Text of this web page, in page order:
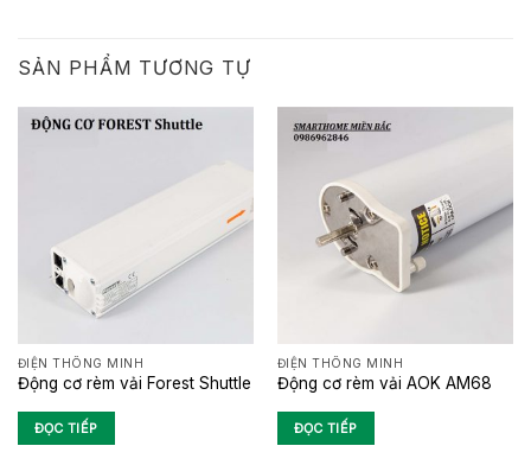
SẢN PHẨM TƯƠNG TỰ
ĐIỆN THÔNG MINH
Động cơ rèm vải Forest Shuttle
ĐỌC TIẾP
ĐIỆN THÔNG MINH
Động cơ rèm vải AOK AM68
ĐỌC TIẾP